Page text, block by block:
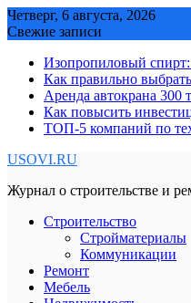
Skip
to
Четверг, 6 августа, 2026
Свежие записи
Изопропиловый
Как правильно
Аренда автокрана 300
Как повысить
ТОП-5 компаний по
USOVI.RU
Журнал о строительстве и
Строительство
Стройматериалы
Коммуникации
Ремонт
Мебель